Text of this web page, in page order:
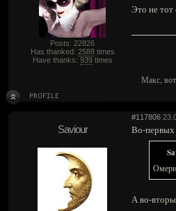
Posts: 22826
Has thanked: 2588times
Have thanks: 939times
Это не тот
Макс,
#117806
Saviour Во-первых
А во-